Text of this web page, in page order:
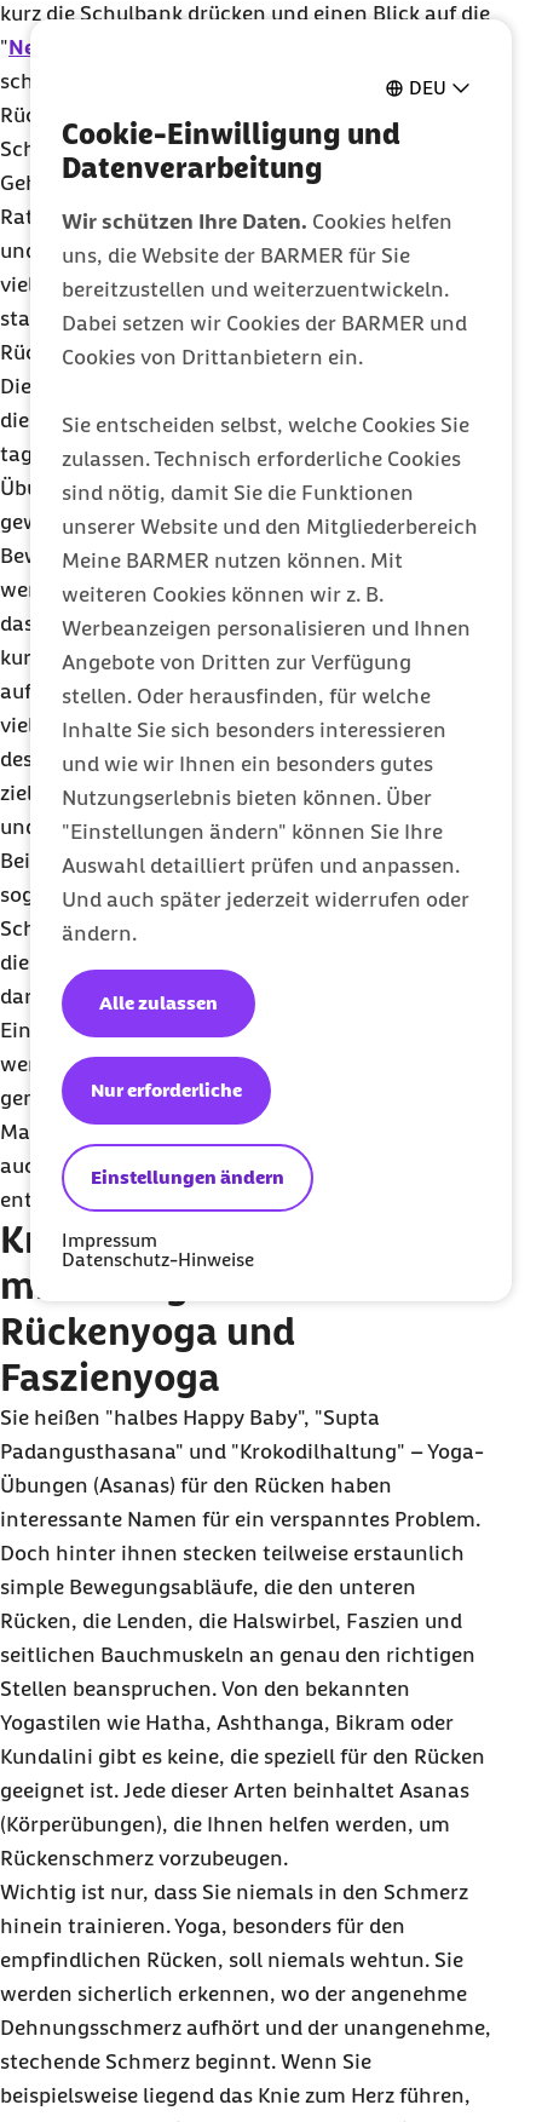
DEU
Cookie-Einwilligung und
Datenverarbeitung
Wir schützen Ihre Daten. Cookies helfen
uns, die Website der BARMER für Sie
bereitzustellen und weiterzuentwickeln.
Dabei setzen wir Cookies der BARMER und
Cookies von Drittanbietern ein.
Sie entscheiden selbst, welche Cookies Sie
zulassen. Technisch erforderliche Cookies
sind nötig, damit Sie die Funktionen
unserer Website und den Mitgliederbereich
Meine BARMER nutzen können. Mit
weiteren Cookies können wir z. B.
Werbeanzeigen personalisieren und Ihnen
Angebote von Dritten zur Verfügung
stellen. Oder herausfinden, für welche
Inhalte Sie sich besonders interessieren
und wie wir Ihnen ein besonders gutes
Nutzungserlebnis bieten können. Über
"Einstellungen ändern" können Sie Ihre
Auswahl detailliert prüfen und anpassen.
Und auch später jederzeit widerrufen oder
ändern.
Einstellungen ändern
Nur erforderliche
Alle zulassen
Impressum
Datenschutz-Hinweise
kurz die Schulbank drücken und einen Blick auf die
"Neue Rückenschule
schon sagt, eine Weiterführung der klassischen
Rückenschule, die Ende der 60er-Jahre in
Schweden entwickelt wurde und richtiges Stehen,
Gehen und Liegen lehrte. Haben Sie schon mal den
Ratschlag erhalten, den Rücken nicht zu runden
und beim Heben in die Knie zu gehen? Diese und
viele andere ähnliche Hinweise und Übungen
stammen aus der klassischen Rückenschule gegen
Rückenschmerz.
Die Neue Rückenschule hat erkannt, dass es nicht
die eine richtige Haltung gibt, die wir tagein-
tagaus einnehmen sollen. Yoga ist mit seinen
Übungen daher ein wichtiges Behandlungskonzept
geworden, weil man fließende und vielseitige
Bewegungen kennenlernt. Ein Rücken ist glücklich,
wenn wir unsere Haltung immer wieder ändern –
das beinhaltet auch den Katzenbuckel, ein
kurzweiliges Hohlkreuz und eine S-Form, die wir
auf der Yogamatte nachahmen können. Diese und
viele andere erstrebenswerte Haltungen sind Teile
des Yogas, denn die Asanas beim Rückenyoga
zielen darauf ab, Sehnen und Bänder zu dehnen
und die Muskulatur im Rumpf zu stärken.
Bei der Prävention und Verbesserung ist Yoga kein
sogenannter "quick fix". Also keine Heilung im
Schnellverfahren. Wenn Sie Yoga praktizieren und
die Übungen ausführen möchten, sollten Sie sich
darauf einlassen, dass Yoga Körper und Geist als
Einheit betrachtet, die gleichermaßen "behandelt"
werden. Sie werden jedoch schnell merken, dass
genau diese Entschleunigung und ein gewisses
Maß an Achtsamkeit für die eigenen Bedürfnisse
auch dabei helfen werden, den Rücken zu
entspannen.
Kräftigen Sie Ihren Rücken
mit Übungen aus
Rückenyoga und
Faszienyoga
Sie heißen "halbes Happy Baby", "Supta
Padangusthasana" und "Krokodilhaltung" – Yoga-
Übungen (Asanas) für den Rücken haben
interessante Namen für ein verspanntes Problem.
Doch hinter ihnen stecken teilweise erstaunlich
simple Bewegungsabläufe, die den unteren
Rücken, die Lenden, die Halswirbel, Faszien und
seitlichen Bauchmuskeln an genau den richtigen
Stellen beanspruchen. Von den bekannten
Yogastilen wie Hatha, Ashthanga, Bikram oder
Kundalini gibt es keine, die speziell für den Rücken
geeignet ist. Jede dieser Arten beinhaltet Asanas
(Körperübungen), die Ihnen helfen werden, um
Rückenschmerz vorzubeugen.
Wichtig ist nur, dass Sie niemals in den Schmerz
hinein trainieren. Yoga, besonders für den
empfindlichen Rücken, soll niemals wehtun. Sie
werden sicherlich erkennen, wo der angenehme
Dehnungsschmerz aufhört und der unangenehme,
stechende Schmerz beginnt. Wenn Sie
beispielsweise liegend das Knie zum Herz führen,